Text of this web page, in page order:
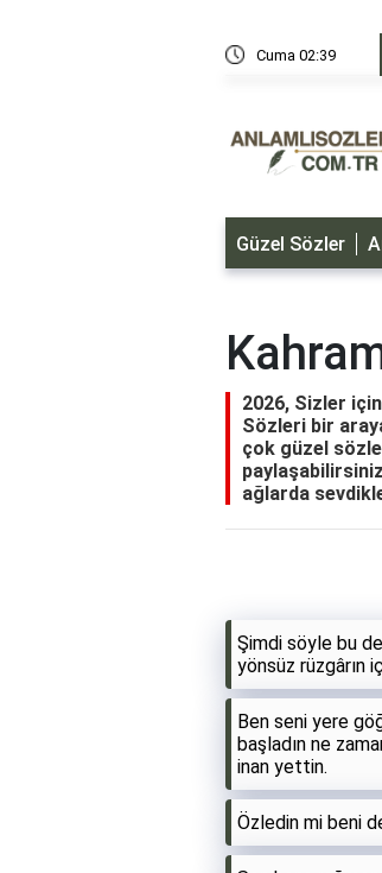
Cuma 02:39
Güzel Sözler
2026, Sizler
Sözleri bir
çok güzel
ağlarda
Şimdi söyle bu
yönsüz rüzgârın
Ben seni yere
başladın ne
inan yettin.
Özledin mi beni